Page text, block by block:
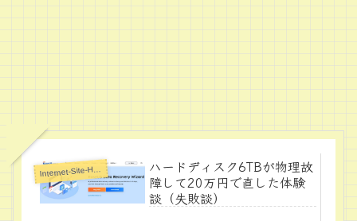
I
nternet-Site-Howto
ハードディスク6TBが物理故
障して20万円で直した体験
談（失敗談）